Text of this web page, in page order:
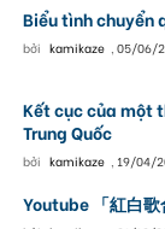
Biểu tình chuyển
bởi kamikaze , 05/06/
Kết cục của một
Trung Quốc
bởi kamikaze , 19/04/
Youtube 「紅白